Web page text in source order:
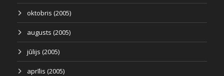
oktobris (2005)
augusts (2005)
jūlijs (2005)
aprīlis (2005)